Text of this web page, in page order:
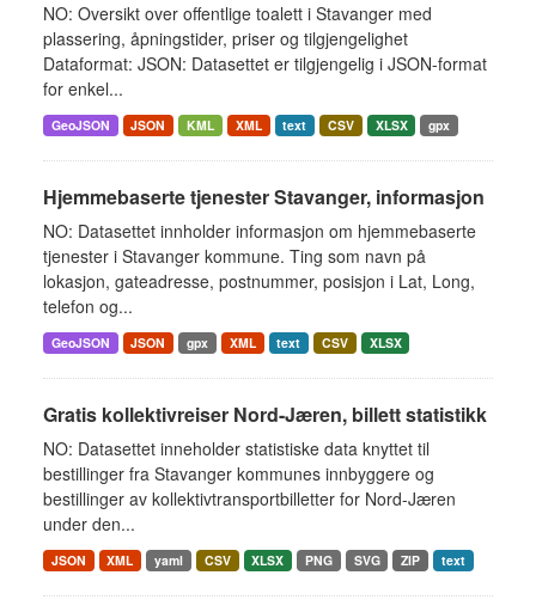
NO: Oversikt over offentlige toalett i Stavanger med
plassering, åpningstider, priser og tilgjengelighet
Dataformat: JSON: Datasettet er tilgjengelig i JSON-format
for enkel...
GeoJSON JSON KML XML text CSV XLSX gpx
Hjemmebaserte tjenester Stavanger, informasjon
NO: Datasettet innholder informasjon om hjemmebaserte
tjenester i Stavanger kommune. Ting som navn på
lokasjon, gateadresse, postnummer, posisjon i Lat, Long,
telefon og...
GeoJSON JSON gpx XML text CSV XLSX
Gratis kollektivreiser Nord-Jæren, billett statistikk
NO: Datasettet inneholder statistiske data knyttet til
bestillinger fra Stavanger kommunes innbyggere og
bestillinger av kollektivtransportbilletter for Nord-Jæren
under den...
JSON XML yaml CSV XLSX PNG SVG ZIP text